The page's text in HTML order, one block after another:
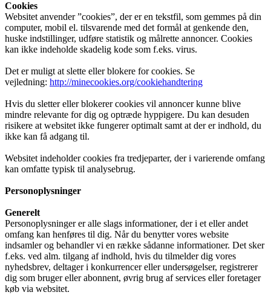
Cookies
Websitet anvender ”cookies”, der er en tekstfil, som gemmes på din
computer, mobil el. tilsvarende med det formål at genkende den,
huske indstillinger, udføre statistik og målrette annoncer. Cookies
kan ikke indeholde skadelig kode som f.eks. virus.
Det er muligt at slette eller blokere for cookies. Se
vejledning: http://minecookies.org/cookiehandtering
Hvis du sletter eller blokerer cookies vil annoncer kunne blive
mindre relevante for dig og optræde hyppigere. Du kan desuden
risikere at websitet ikke fungerer optimalt samt at der er indhold, du
ikke kan få adgang til.
Websitet indeholder cookies fra tredjeparter, der i varierende omfang
kan omfatte typisk til analysebrug.
Personoplysninger
Generelt
Personoplysninger er alle slags informationer, der i et eller andet
omfang kan henføres til dig. Når du benytter vores website
indsamler og behandler vi en række sådanne informationer. Det sker
f.eks. ved alm. tilgang af indhold, hvis du tilmelder dig vores
nyhedsbrev, deltager i konkurrencer eller undersøgelser, registrerer
dig som bruger eller abonnent, øvrig brug af services eller foretager
køb via websitet.